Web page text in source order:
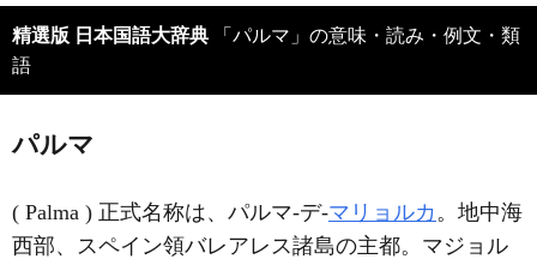
精選版 日本国語大辞典 「パルマ」の意味・読み・例文・類
語
パルマ
( Palma ) 正式名称は、パルマ‐デ‐マリョルカ 。地中海
西部、スペイン領バレアレス諸島の主都。マジョル